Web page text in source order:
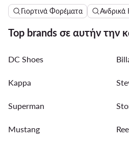
Γιορτινά Φορέματα
Top brands σε αυτήν την
DC Shoes
Kappa
Superman
Mustang